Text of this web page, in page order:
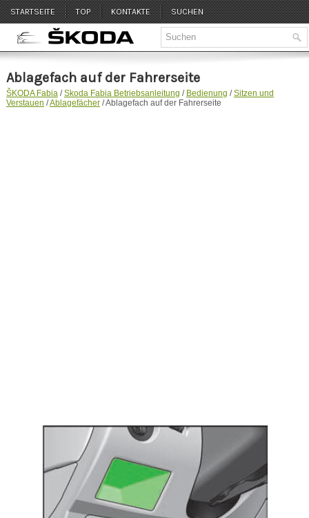
STARTSEITE TOP KONTAKTE SUCHEN
Ablagefach auf der Fahrerseite
ŠKODA Fabia/Skoda Fabia Betriebsanleitung / Bedienung /Sitzen und
Verstauen /Ablagefächer/ Ablagefach auf der Fahrerseite